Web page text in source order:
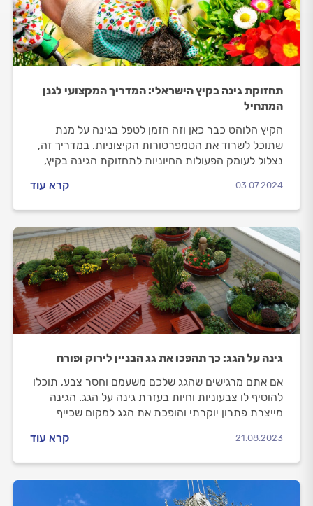
תחזוקת גינה בקיץ הישראלי: המדריך המקצועי לגנן
המתחיל
הקיץ הלוהט כבר כאן וזה הזמן לטפל בגינה על מנת
שתוכל לשרוד את הטמפרטורות הקיצוניות. במדריך זה,
נצלול לעומק הפעולות החיוניות לתחזוקת הגינה בקיץ,
הטובה ביותר לגינה שלכם.
03.07.2024 קרא עוד
גינה על הגג: כך תהפכו את גג הבניין לירוק ופורח
אם אתם מרגישים שהגג שלכם משעמם וחסר צבע, תוכלו
להוסיף לו צבעוניות וחיות בעזרת גינה על הגג. הגינה
מייצרת פתרון יוקרתי והופכת את הגג למקום שכייף
תכנון נכון ובחירות נכונות תוכלו לטפח בגג את גינת
21.08.2023 קרא עוד